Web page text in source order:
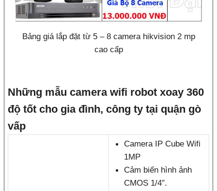
Bảng giá lắp đặt từ 5 – 8 camera hikvision 2 mp
cao cấp
Những mẫu camera wifi robot xoay 360
độ tốt cho gia đình, công ty tại quận gò
vấp
Camera IP Cube Wifi
1MP
Cảm biến hình ảnh
CMOS 1/4″.